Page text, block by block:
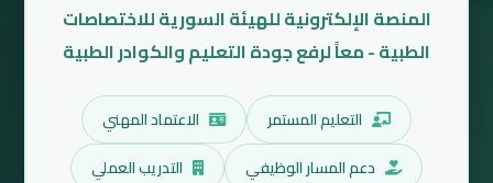
المنصة الإلكترونية للهيئة السورية للاختصاصات
الطبية - معاً لرفع جودة التعليم والكوادر الطبية
التعليم المستمر
الاعتماد المهني
دعم المسار الوظيفي
التدريب العملي